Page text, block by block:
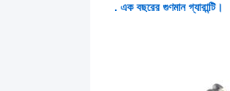
. এক বছরের গুণমান গ্যারান্টি।